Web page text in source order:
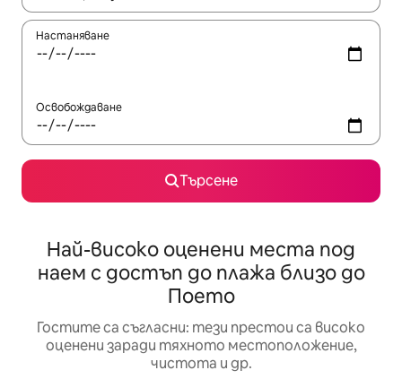
Настаняване
Освобождаване
Търсене
Най-високо оценени места под
наем с достъп до плажа близо до
Поето
Гостите са съгласни: тези престои са високо
оценени заради тяхното местоположение,
чистота и др.